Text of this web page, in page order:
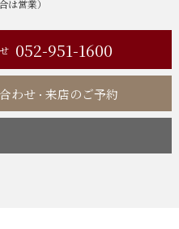
は営業）
052-951-1600
わせ・ 来店のご予約